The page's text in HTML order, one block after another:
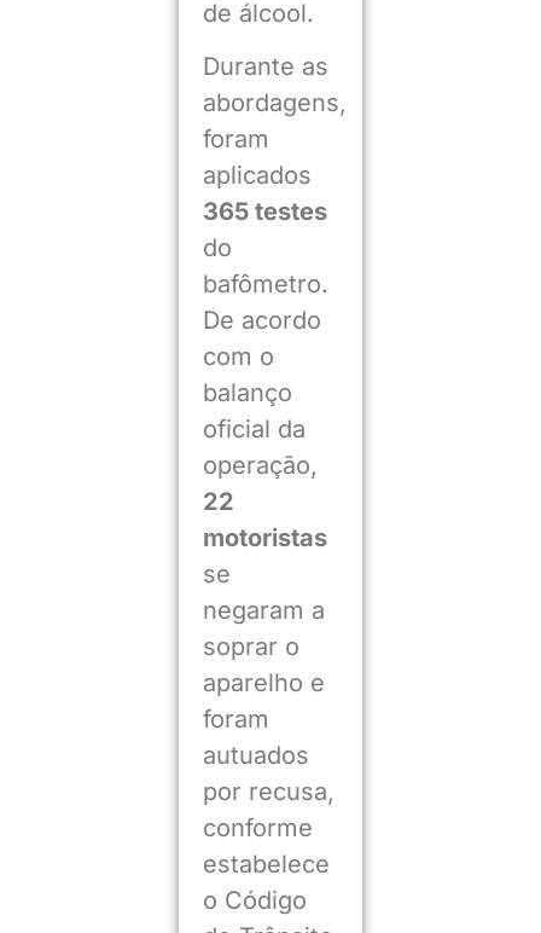
de álcool.
Durante as
abordagens,
foram
aplicados
365 testes
do
bafômetro.
De acordo
com o
balanço
oficial da
operação,
22
motoristas
se
negaram a
soprar o
aparelho e
foram
autuados
por recusa,
conforme
estabelece
o Código